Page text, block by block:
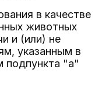
в качестве
животных
и (или) не
указанным в
подпункта "а"